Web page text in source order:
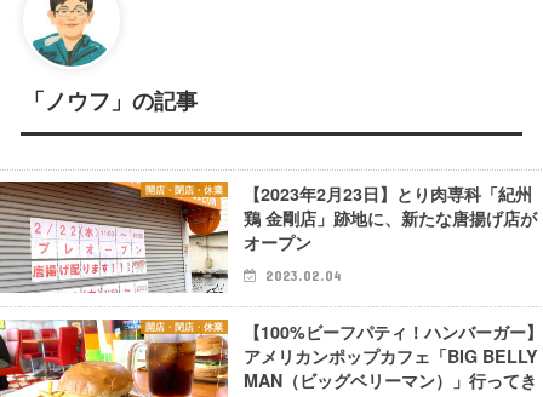
「ノウフ」の記事
開店・閉店・休業
【2023年2月23日】とり肉専科「紀州
鶏 金剛店」跡地に、新たな唐揚げ店が
オープン
2023.02.04
開店・閉店・休業
【100%ビーフパティ！ハンバーガー】
アメリカンポップカフェ「BIG BELLY
MAN（ビッグベリーマン）」行ってき